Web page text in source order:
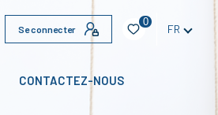
Se connecter
0
FR
CONTACTEZ-NOUS